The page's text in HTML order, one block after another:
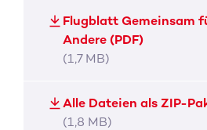
Flugblatt Gemeinsam
Andere (PDF)
(1,7 MB)
Alle Dateien als ZIP-
(1,8 MB)